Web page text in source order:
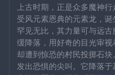
上古时期，正是众多魔神
受风元素恩典的元素龙，
罕见无比，其力量可与远
缓降落，用好奇的目光审视
却遭到惊恐的村民投掷石
发出恐惧的尖叫。它降落